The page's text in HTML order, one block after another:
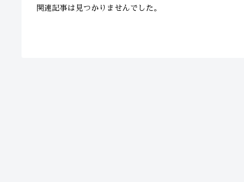
関連記事は見つかりませんでした。